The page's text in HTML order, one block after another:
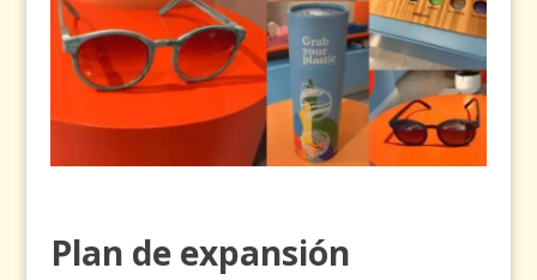
Plan de expansión